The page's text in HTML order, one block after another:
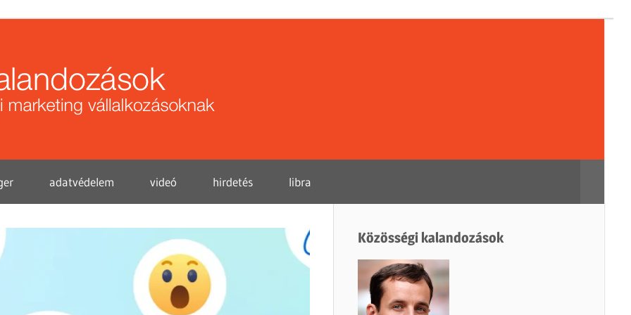
adatvédelem videó hirdetés libra
Közösségi kalandozások